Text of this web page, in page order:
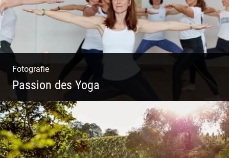
Fotografie
Passion des Yoga
Ein herzliches Team